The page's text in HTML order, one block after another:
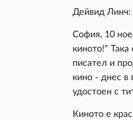
Дейвид Линч:
София, 10
киното!" Така
писател и
кино - днес в
удостоен с
Киното е